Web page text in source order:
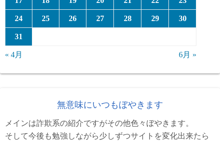
24 25 26 27 28 29 30
31
« 4月 6月 »
無意味にいつもぼやきます
メインは詐欺系の紹介ですがその他色々ぼやきます。
そして今後も勉強しながら少しずつサイトを変化出来たら